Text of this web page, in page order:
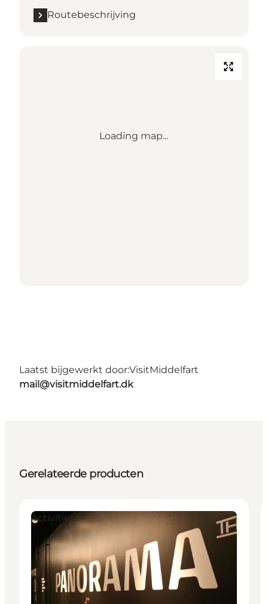
Routebeschrijving
Loading map...
Laatst bijgewerkt door:VisitMiddelfart
mail@visitmiddelfart.dk
Gerelateerde producten
Activities